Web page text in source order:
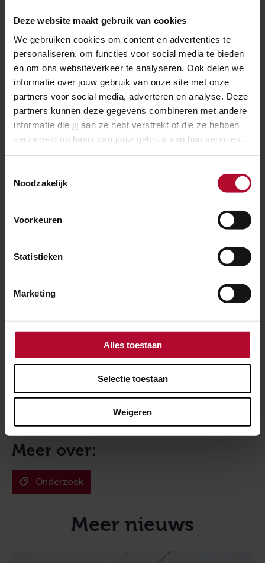
Deze website maakt gebruik van cookies
We gebruiken cookies om content en advertenties te
personaliseren, om functies voor social media te bieden
en om ons websiteverkeer te analyseren. Ook delen we
informatie over jouw gebruik van onze site met onze
partners voor social media, adverteren en analyse. Deze
partners kunnen deze gegevens combineren met andere
informatie die jij aan ze hebt verstrekt of die ze hebben
verzameld op basis van jouw gebruik van hun services.
Noodzakelijk
Voorkeuren
Statistieken
Marketing
Alles toestaan
Selectie toestaan
Weigeren
samen lukt het veel beter dan alleen.
We willen aan alle punten blijven werken. Ook
komende jaren is er weer veel geld nodig. Samen met
de regering maken we plannen voor de komende jaren.
Zelf leren helpen?
Wil je zelf leren hoe je iets kunt betekenen voor
suïcidale gedachten? Volg dan de
gratis training
van
113 Zelfmoordpreventie. Of download daar de Vraag
Het onderzoek
Meer over:
Onderzoek
Meer nieuws